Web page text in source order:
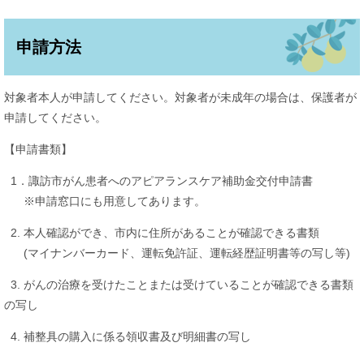
申請方法
対象者本人が申請してください。対象者が未成年の場合は、保護者が
申請してください。
【申請書類】
1．諏訪市がん患者へのアピアランスケア補助金交付申請書
※申請窓口にも用意してあります。
2. 本人確認ができ、市内に住所があることが確認できる書類
(マイナンバーカード、運転免許証、運転経歴証明書等の写し等)
3. がんの治療を受けたことまたは受けていることが確認できる書類
の写し
4. 補整具の購入に係る領収書及び明細書の写し